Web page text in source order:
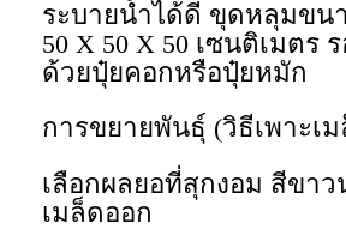
ระบายน้ำได้ดี ขุดหลุมขน
50 X 50 X 50 เซนติเมตร
ด้วยปุ๋ยคอกหรือปุ๋ยหมัก
การขยายพันธุ์ (วิธีเพาะเ
เลือกผลยอที่สุกงอม สีขา
เมล็ดออก